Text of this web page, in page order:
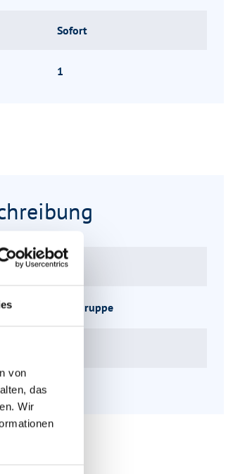
von
das
Wir
Sofort
1
5
Mittelsitzgruppe